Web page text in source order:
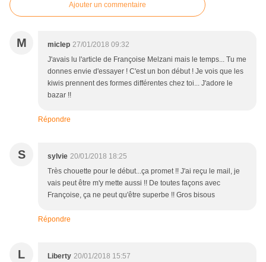
Ajouter un commentaire
M miclep 27/01/2018 09:32
J'avais lu l'article de Françoise Melzani mais le temps... Tu me
donnes envie d'essayer ! C'est un bon début ! Je vois que les
kiwis prennent des formes différentes chez toi... J'adore le
bazar !!
Répondre
S sylvie 20/01/2018 18:25
Très chouette pour le début...ça promet !! J'ai reçu le mail, je
vais peut être m'y mette aussi !! De toutes façons avec
Françoise, ça ne peut qu'être superbe !! Gros bisous
Répondre
L Liberty 20/01/2018 15:57